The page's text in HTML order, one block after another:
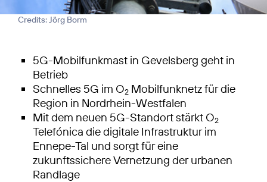
Credits: Jörg Borm
5G-Mobilfunkmast in Gevelsberg geht in
Betrieb
Schnelles 5G im O2 Mobilfunknetz für die
Region in Nordrhein-Westfalen
Mit dem neuen 5G-Standort stärkt O2
Telefónica die digitale Infrastruktur im
Ennepe-Tal und sorgt für eine
zukunftssichere Vernetzung der urbanen
Randlage